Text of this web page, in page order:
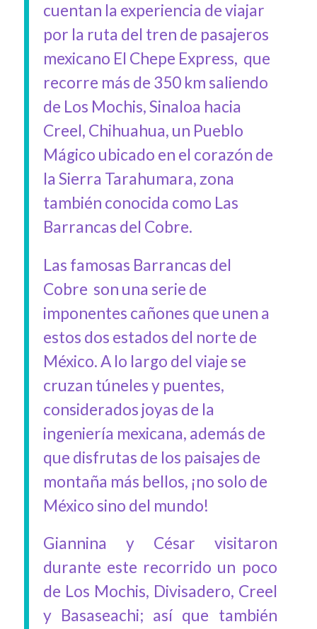
cuentan la experiencia de viajar
por la ruta del tren de pasajeros
mexicano El Chepe Express, que
recorre más de 350 km saliendo
de Los Mochis, Sinaloa hacia
Creel, Chihuahua, un Pueblo
Mágico ubicado en el corazón de
la Sierra Tarahumara, zona
también conocida como Las
Barrancas del Cobre.
Las famosas Barrancas del
Cobre son una serie de
imponentes cañones que unen a
estos dos estados del norte de
México. A lo largo del viaje se
cruzan túneles y puentes,
considerados joyas de la
ingeniería mexicana, además de
que disfrutas de los paisajes de
montaña más bellos, ¡no solo de
México sino del mundo!
Giannina y César visitaron
durante este recorrido un poco
de Los Mochis, Divisadero, Creel
y Basaseachi; así que también